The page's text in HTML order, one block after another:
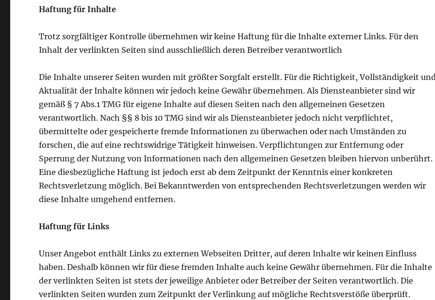
Haftung für Inhalte
Trotz sorgfältiger Kontrolle übernehmen wir keine Haftung für die Inhalte externer Links. Für den
Inhalt der verlinkten Seiten sind ausschließlich deren Betreiber verantwortlich
Die Inhalte unserer Seiten wurden mit größter Sorgfalt erstellt. Für die Richtigkeit, Vollständigkeit
Aktualität der Inhalte können wir jedoch keine Gewähr übernehmen. Als Diensteanbieter sind wir
gemäß § 7 Abs.1 TMG für eigene Inhalte auf diesen Seiten nach den allgemeinen Gesetzen
verantwortlich. Nach §§ 8 bis 10 TMG sind wir als Diensteanbieter jedoch nicht verpflichtet,
übermittelte oder gespeicherte fremde Informationen zu überwachen oder nach Umständen zu
forschen, die auf eine rechtswidrige Tätigkeit hinweisen. Verpflichtungen zur Entfernung oder
Sperrung der Nutzung von Informationen nach den allgemeinen Gesetzen bleiben hiervon unberührt.
Eine diesbezügliche Haftung ist jedoch erst ab dem Zeitpunkt der Kenntnis einer konkreten
Rechtsverletzung möglich. Bei Bekanntwerden von entsprechenden Rechtsverletzungen werden wir
diese Inhalte umgehend entfernen.
Haftung für Links
Unser Angebot enthält Links zu externen Webseiten Dritter, auf deren Inhalte wir keinen Einfluss
haben. Deshalb können wir für diese fremden Inhalte auch keine Gewähr übernehmen. Für die Inhalte
der verlinkten Seiten ist stets der jeweilige Anbieter oder Betreiber der Seiten verantwortlich. Die
verlinkten Seiten wurden zum Zeitpunkt der Verlinkung auf mögliche Rechtsverstöße überprüft.